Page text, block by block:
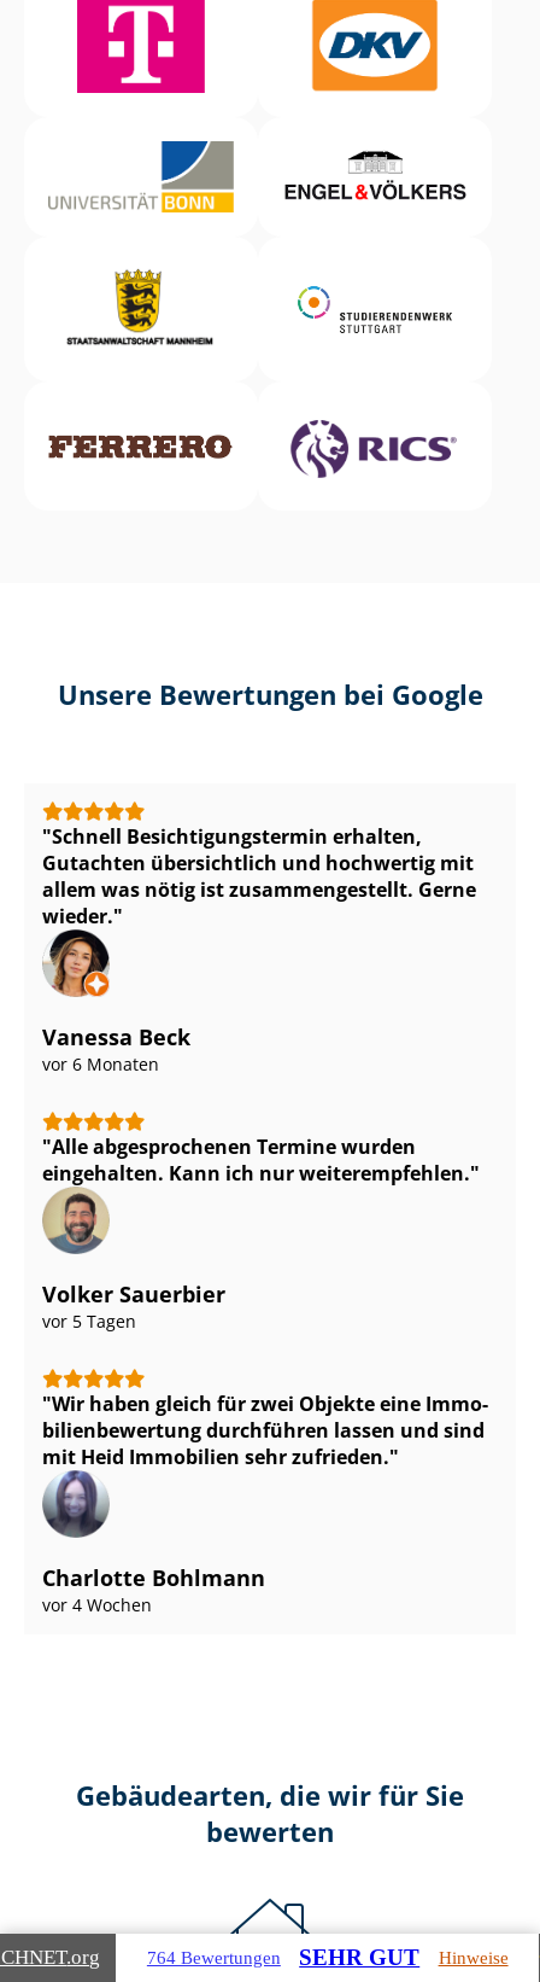
Unsere Bewertungen bei Google
Schnell Be­sich­ti­gungs­ter­min erhalten,
Gutachten übersichtlich und hochwertig mit
allem was nötig ist zu­sam­men­ge­stellt. Gerne
wieder.
Vanessa Beck
vor 6 Monaten
Alle abgesprochenen Termine wurden
eingehalten. Kann ich nur weiterempfehlen.
Volker Sauerbier
vor 5 Tagen
Wir haben gleich für zwei Objekte eine Im­mo­
bi­li­en­be­wer­tung durchführen lassen und sind
mit Heid Immobilien sehr zufrieden.
Charlotte Bohlmann
vor 4 Wochen
Gebäudearten, die wir für Sie
bewerten
.org 764 Bewertungen SEHR GUT Hinweise